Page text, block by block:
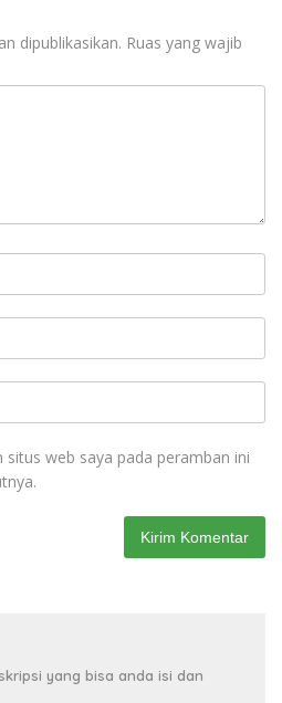
dipublikasikan. Ruas yang wajib
situs web saya pada peramban ini
yang bisa anda isi dan